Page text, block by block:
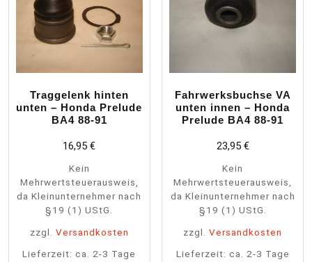
Traggelenk hinten
unten – Honda Prelude
BA4 88-91
16,95€
Kein
Mehrwertsteuerausweis,
da Kleinunternehmer nach
§19 (1) UStG.
zzgl. Versandkosten
Lieferzeit:ca. 2-3 Tage
Fahrwerksbuchse VA
unten innen – Honda
Prelude BA4 88-91
23,95 €
Kein
Mehrwertsteuerausweis,
da Kleinunternehmer nach
§19 (1) UStG.
zzgl.Versandkosten
Lieferzeit: ca. 2-3 Tage